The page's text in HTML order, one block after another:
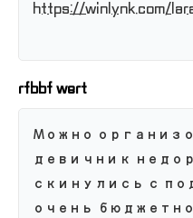
https://winlynk.com/
rfbbf wert
Можно
девичник
скинулись с
очень